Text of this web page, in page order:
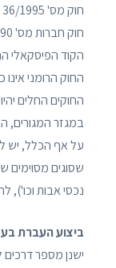
חוק מס' 36/1995 בדבר נוטריונים ציבוריים, כפי שתוקן לאחר מכן;
חוק חברות מס' 31/1990, כפי שתוקן לאחר מכן; ו
הקוד הפיסקאלי
החוק הרומני אינו
החוקים החלים
במגזר המגורים,
על אף הכלל, יש
שסוגים מסוימים
נכסי אבות וכו'),
ביצוע העברת
ישנן מספר